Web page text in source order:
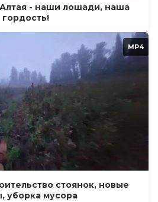
- наши лошади, наша
гордость!
MP4
стоянок, новые
уборка мусора